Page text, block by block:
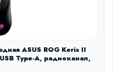
ASUS ROG Keris II
Type-A, радиоканал,